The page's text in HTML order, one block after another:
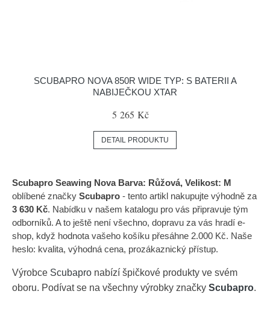
SCUBAPRO NOVA 850R WIDE TYP: S BATERII A
NABIJEČKOU XTAR
5 265 Kč
DETAIL PRODUKTU
Scubapro Seawing Nova Barva: Růžová, Velikost: M
oblíbené značky Scubapro - tento artikl nakupujte výhodně za
3 630 Kč. Nabídku v našem katalogu pro vás připravuje tým
odborníků. A to ještě není všechno, dopravu za vás hradí e-
shop, když hodnota vašeho košíku přesáhne 2.000 Kč. Naše
heslo: kvalita, výhodná cena, prozákaznický přístup.
Výrobce Scubapro nabízí špičkové produkty ve svém
oboru. Podívat se na všechny výrobky značky Scubapro.